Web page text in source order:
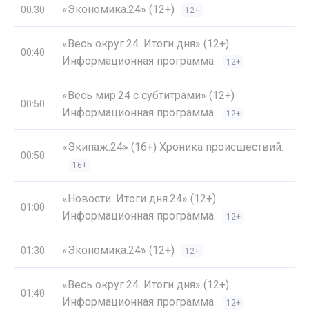
00:30 «Экономика.24» (12+) 12+
00:40
«Весь округ.24. Итоги дня» (12+)
Информационная программа.
12+
00:50
«Весь мир.24 с субтитрами» (12+)
Информационная программа.
12+
00:50
«Экипаж.24» (16+) Хроника происшествий.
16+
01:00
«Новости. Итоги дня.24» (12+)
Информационная программа.
12+
01:30 «Экономика.24» (12+) 12+
01:40
«Весь округ.24. Итоги дня» (12+)
Информационная программа.
12+